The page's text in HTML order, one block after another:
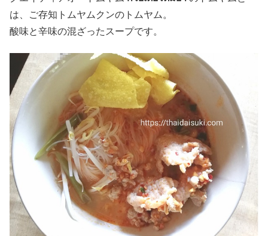
は、ご存知トムヤムクンのトムヤム。
酸味と辛味の混ざったスープです。